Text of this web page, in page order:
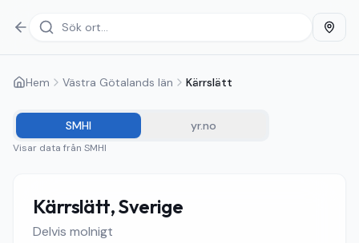
Hem Västra Götalands län Kärrslätt
SMHI yr.no
Visar data från SMHI
Kärrslätt, Sverige
Delvis molnigt